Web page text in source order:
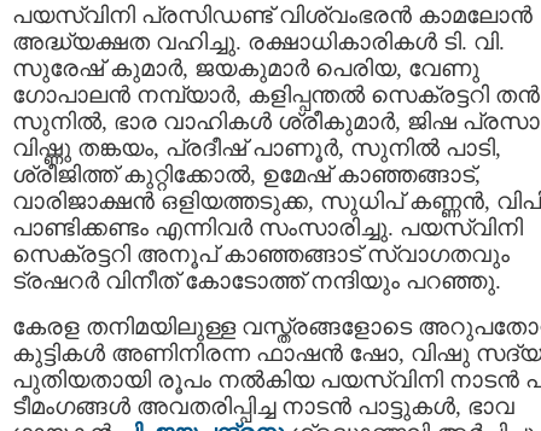
പയസ്വിനി പ്രസിഡണ്ട് വിശ്വംഭരൻ കാമലോൻ
അദ്ധ്യക്ഷത വഹിച്ചു. രക്ഷാധികാരികൾ ടി. വി.
സുരേഷ് കുമാർ, ജയകുമാർ പെരിയ, വേണു
ഗോപാലൻ നമ്പ്യാർ, കളിപ്പന്തൽ സെക്രട്ടറി
സുനിൽ, ഭാര വാഹികൾ ശ്രീകുമാർ, ജിഷ
വിഷ്ണു തങ്കയം, പ്രദീഷ് പാണൂർ, സുനിൽ പാടി,
ശ്രീജിത്ത് കുറ്റിക്കോൽ, ഉമേഷ് കാഞ്ഞങ്ങാട്,
വാരിജാക്ഷൻ ഒളിയത്തടുക്ക, സുധിപ് കണ്ണൻ,
പാണ്ടിക്കണ്ടം എന്നിവർ സംസാരിച്ചു. പയസ്വിനി
സെക്രട്ടറി അനൂപ് കാഞ്ഞങ്ങാട് സ്വാഗതവും
ട്രഷറർ വിനീത് കോടോത്ത് നന്ദിയും പറഞ്ഞു.
കേരള തനിമയിലുള്ള വസ്ത്രങ്ങളോടെ
കുട്ടികൾ അണിനിരന്ന ഫാഷൻ ഷോ, വിഷു
പുതിയതായി രൂപം നൽകിയ പയസ്വിനി നാടൻ
ടീമംഗങ്ങൾ അവതരിപ്പിച്ച നാടൻ പാട്ടുകൾ, ഭാവ